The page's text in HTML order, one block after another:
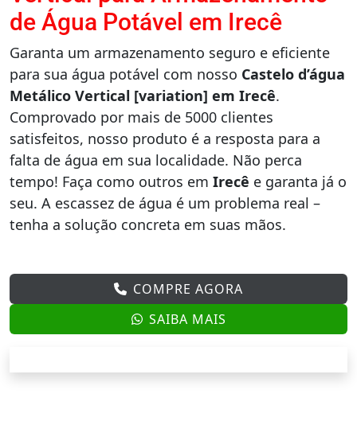
de Água Potável em Irecê
Garanta um armazenamento seguro e eficiente
para sua água potável com nosso Castelo d’água
Metálico Vertical [variation] em Irecê.
Comprovado por mais de 5000 clientes
satisfeitos, nosso produto é a resposta para a
falta de água em sua localidade. Não perca
tempo! Faça como outros em Irecê e garanta já o
seu. A escassez de água é um problema real –
tenha a solução concreta em suas mãos.
COMPRE AGORA
SAIBA MAIS